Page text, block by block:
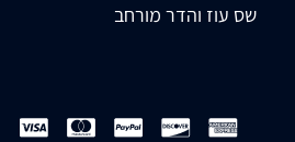
שס עוז והדר מורחב